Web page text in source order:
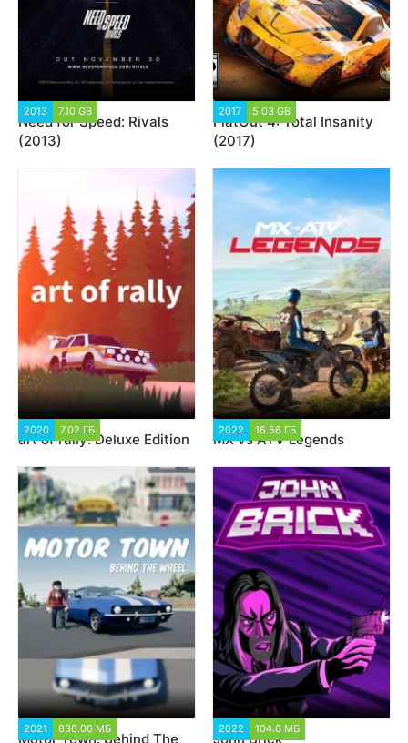
2013 7.10 GB
Need for Speed: Rivals
(2013)
2017 5.03 GB
FlatOut 4: Total Insanity
(2017)
2020 7.02 ГБ
art of rally: Deluxe Edition
2022 16.56 ГБ
MX vs ATV Legends
2021 836.06 МБ
Motor Town: Behind The
2022 104.6 МБ
John Brick